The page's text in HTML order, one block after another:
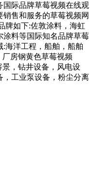
国际品牌草莓视频在线观
销售和服务的草莓视频网
如下:佐敦涂料，海虹
尔涂料等国际知名品牌草莓
洋工程，船舶，船舶
厂房钢黄色草莓视频
，钻井设备，风电设
，工业泵设备，粉尘分离